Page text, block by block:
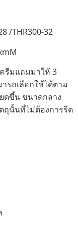
/THR300-32
รีมแถมมาให้ 3
รถเลือกใช้ได้ตาม
ดขึ้น ขนาดกลาง
ถุนั้นที่ไม่ต้องการรีด